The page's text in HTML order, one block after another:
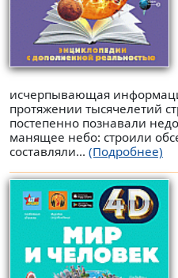
исчерпывающая
протяжении тысячелетий
постепенно познавали
манящее небо: строили
составляли... (Подробнее)